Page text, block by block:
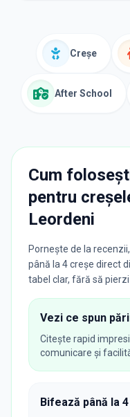
Creșe
After School
Cum
pentru
Leordeni
Pornește de la
până la 4 creșe direct
tabel clar, fără să
Vezi ce spun
Citește rapid
comunicare și
Bifează până la